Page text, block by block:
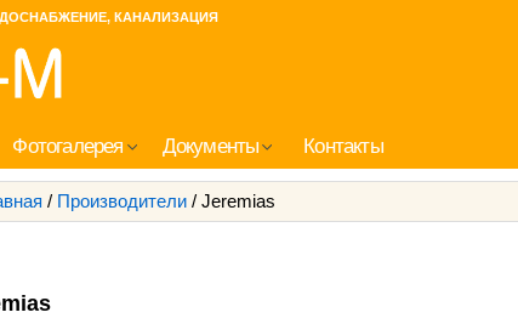
КАНАЛИЗАЦИЯ
Фотогалерея Документы Контакты
/ Производители/ Jeremias